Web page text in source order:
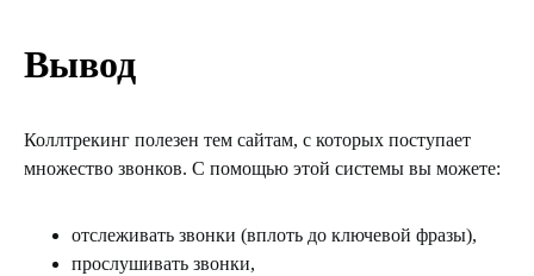
Вывод
Коллтрекинг полезен тем сайтам, с которых поступает
множество звонков. С помощью этой системы вы можете:
отслеживать звонки (вплоть до ключевой фразы),
прослушивать звонки,